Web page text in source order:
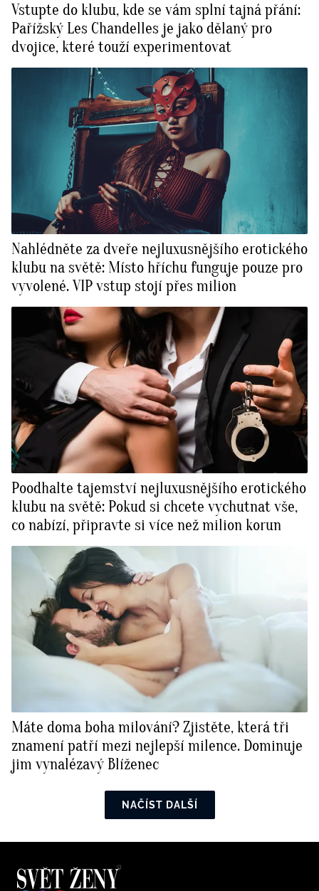
Vstupte do klubu, kde se vám splní tajná přání:
Pařížský Les Chandelles je jako dělaný pro
dvojice, které touží experimentovat
Nahlédněte za dveře nejluxusnějšího erotického
klubu na světě: Místo hříchu funguje pouze pro
vyvolené. VIP vstup stojí přes milion
Poodhalte tajemství nejluxusnějšího erotického
klubu na světě: Pokud si chcete vychutnat vše,
co nabízí, připravte si více než milion korun
Máte doma boha milování? Zjistěte, která tři
znamení patří mezi nejlepší milence. Dominuje
jim vynalézavý Blíženec
NAČÍST DALŠÍ